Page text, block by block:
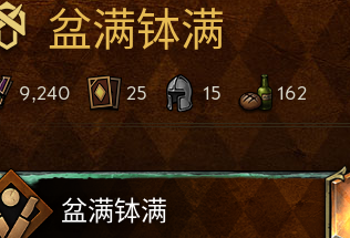
盆满钵满
9,240 25 15 162
盆满钵满